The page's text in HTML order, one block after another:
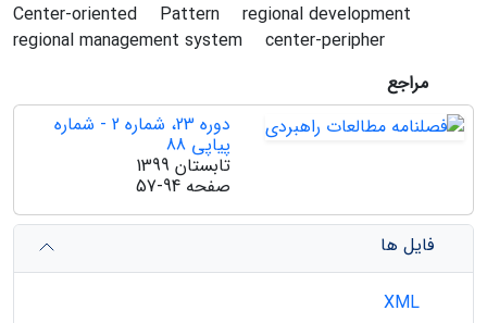
Center-oriented Pattern
regional development
regional management system
center-peripher
مراجع
دوره 23، شماره 2 - شماره
پیاپی 88
تابستان 1399
صفحه 57-94
فایل ها